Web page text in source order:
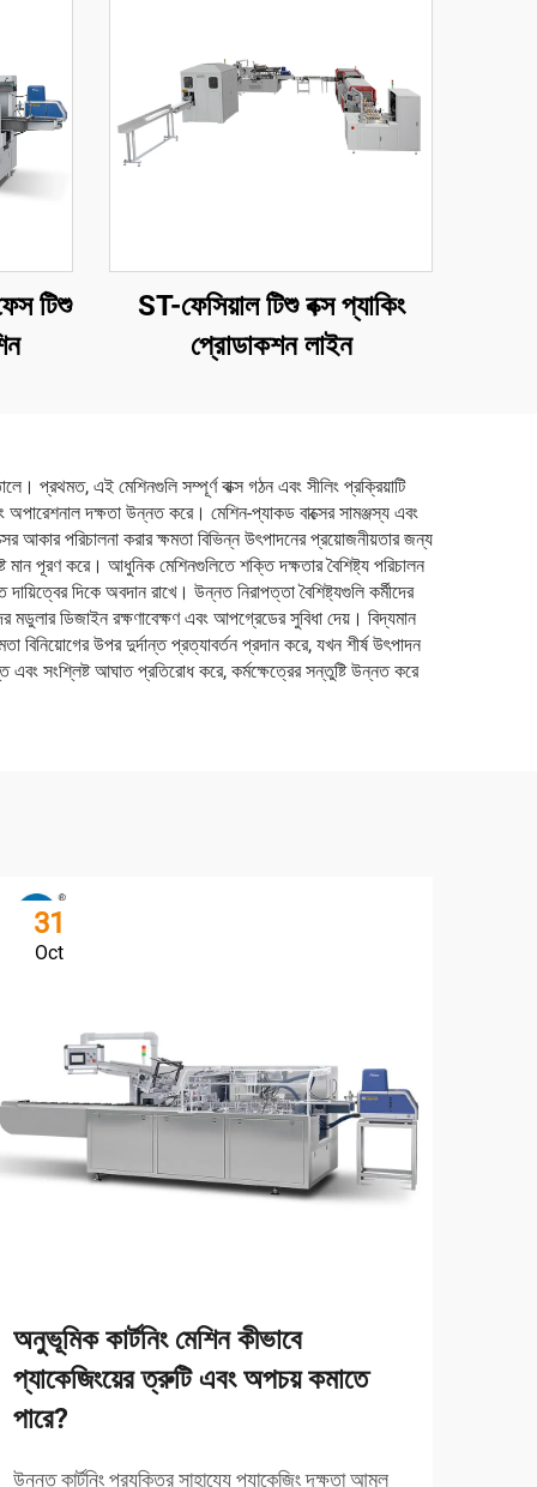
টিশু
ST-ফেসিয়াল টিশু বক্স প্যাকিং
প্রোডাকশন লাইন
প্রথমত, এই মেশিনগুলি সম্পূর্ণ বাক্স গঠন এবং সীলিং প্রক্রিয়াটি
দক্ষতা উন্নত করে। মেশিন-প্যাকড বাক্সের সামঞ্জস্য এবং
আকার পরিচালনা করার ক্ষমতা বিভিন্ন উৎপাদনের প্রয়োজনীয়তার জন্য
মান পূরণ করে। আধুনিক মেশিনগুলিতে শক্তি দক্ষতার বৈশিষ্ট্য পরিচালন
দিকে অবদান রাখে। উন্নত নিরাপত্তা বৈশিষ্ট্যগুলি কর্মীদের
মডুলার ডিজাইন রক্ষণাবেক্ষণ এবং আপগ্রেডের সুবিধা দেয়। বিদ্যমান
বিনিয়োগের উপর দুর্দান্ত প্রত্যাবর্তন প্রদান করে, যখন শীর্ষ উৎপাদন
এবং সংশ্লিষ্ট আঘাত প্রতিরোধ করে, কর্মক্ষেত্রের সন্তুষ্টি উন্নত করে
31
Oct
অনুভূমিক কার্টনিং মেশিন কীভাবে
প্যাকেজিংয়ের ত্রুটি এবং অপচয় কমাতে
পারে?
উন্নত কার্টনিং প্রযুক্তির সাহায্যে প্যাকেজিং দক্ষতা আমূল